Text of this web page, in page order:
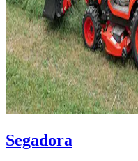
Segadora